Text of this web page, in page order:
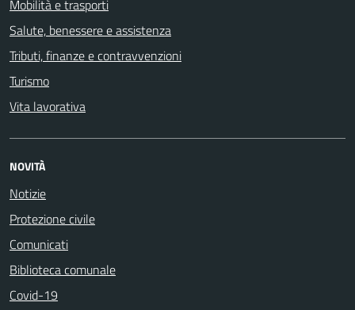
Mobilità e trasporti
Salute, benessere e assistenza
Tributi, finanze e contravvenzioni
Turismo
Vita lavorativa
NOVITÀ
Notizie
Protezione civile
Comunicati
Biblioteca comunale
Covid-19